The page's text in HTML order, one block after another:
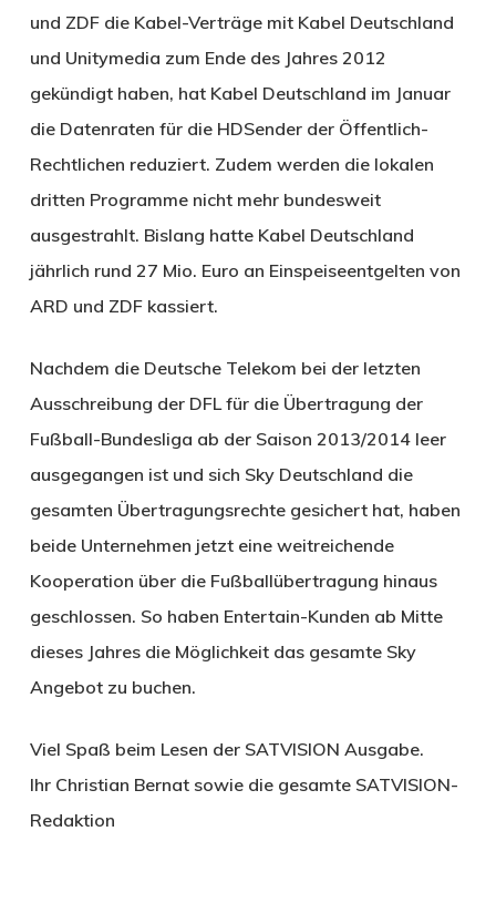
und ZDF die Kabel-Verträge mit Kabel Deutschland
und Unitymedia zum Ende des Jahres 2012
gekündigt haben, hat Kabel Deutschland im Januar
die Datenraten für die HDSender der Öffentlich-
Rechtlichen reduziert. Zudem werden die lokalen
dritten Programme nicht mehr bundesweit
ausgestrahlt. Bislang hatte Kabel Deutschland
jährlich rund 27 Mio. Euro an Einspeiseentgelten von
ARD und ZDF kassiert.
Nachdem die Deutsche Telekom bei der letzten
Ausschreibung der DFL für die Übertragung der
Fußball-Bundesliga ab der Saison 2013/2014 leer
ausgegangen ist und sich Sky Deutschland die
gesamten Übertragungsrechte gesichert hat, haben
beide Unternehmen jetzt eine weitreichende
Kooperation über die Fußballübertragung hinaus
geschlossen. So haben Entertain-Kunden ab Mitte
dieses Jahres die Möglichkeit das gesamte Sky
Angebot zu buchen.
Viel Spaß beim Lesen der SATVISION Ausgabe.
Ihr Christian Bernat sowie die gesamte SATVISION-
Redaktion